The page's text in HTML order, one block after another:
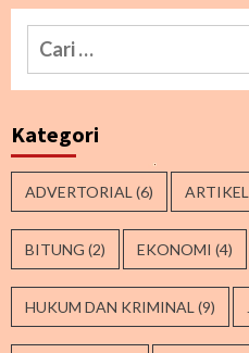
Cari
untuk:
Kategori
ADVERTORIAL (6) ARTIKEL
BITUNG (2) EKONOMI (4)
HUKUM DAN KRIMINAL (9)